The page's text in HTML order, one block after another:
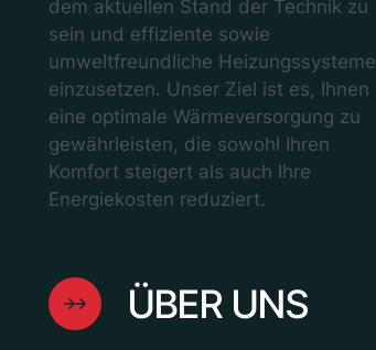
dem aktuellen Stand der Technik zu
sein und effiziente sowie
umweltfreundliche Heizungssysteme
einzusetzen. Unser Ziel ist es, Ihnen
eine optimale Wärmeversorgung zu
gewährleisten, die sowohl Ihren
Komfort steigert als auch Ihre
Energiekosten reduziert.
ÜBER UNS